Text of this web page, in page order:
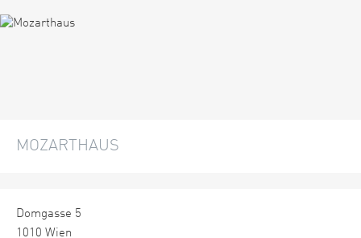
MOZARTHAUS
Domgasse 5
1010 Wien